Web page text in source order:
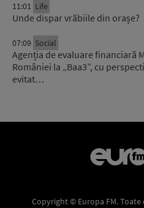
11:01 Life
Unde dispar vrăbiile din orașe?
07:09 Social
Agenția de evaluare financiară
României la „Baa3”, cu
evitat…
Copyright © Europa FM.